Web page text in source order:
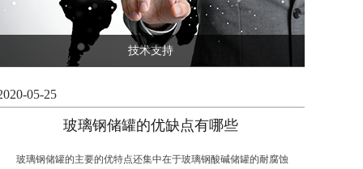
技术支持
05-25
玻璃钢储罐的优缺点有哪些
玻璃钢储罐的主要的优特点还集中在于玻璃钢酸碱储罐的耐腐蚀